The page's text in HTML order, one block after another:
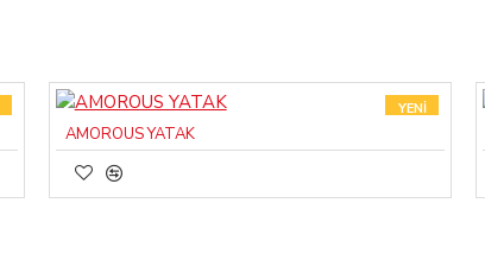
YENI
AMOROUS YATAK